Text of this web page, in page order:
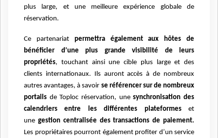
plus large, et une meilleure expérience globale de
réservation.
Ce partenariat permettra également aux hôtes de
bénéficier d’une plus grande visibilité de leurs
propriétés, touchant ainsi une cible plus large et des
clients internationaux. Ils aurontaccès à de nombreux
autres avantages, à savoir se référencer sur de nombreux
portails deToploc réservation, unesynchronisation des
calendriers entre les différentes plateformeset
une gestion centralisée des transactions de paiement.
Les propriétaires pourront également profiter d’un service